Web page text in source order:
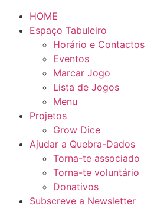
HOME
Espaço Tabuleiro
Horário e Contactos
Eventos
Marcar Jogo
Lista de Jogos
Menu
Projetos
Grow Dice
Ajudar a Quebra-Dados
Torna-te associado
Torna-te voluntário
Donativos
Subscreve a Newsletter